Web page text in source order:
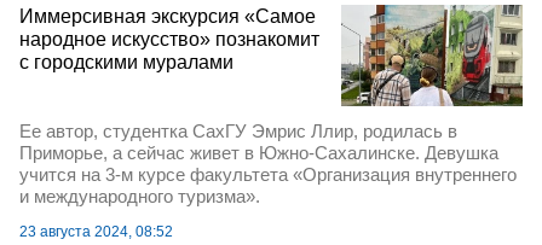
Иммерсивная экскурсия «Самое
народное искусство» познакомит
с городскими муралами
Ее автор, студентка СахГУ Эмрис Ллир, родилась в
Приморье, а сейчас живет в Южно-Сахалинске. Девушка
учится на 3-м курсе факультета «Организация внутреннего
и международного туризма».
23 августа 2024, 08:52